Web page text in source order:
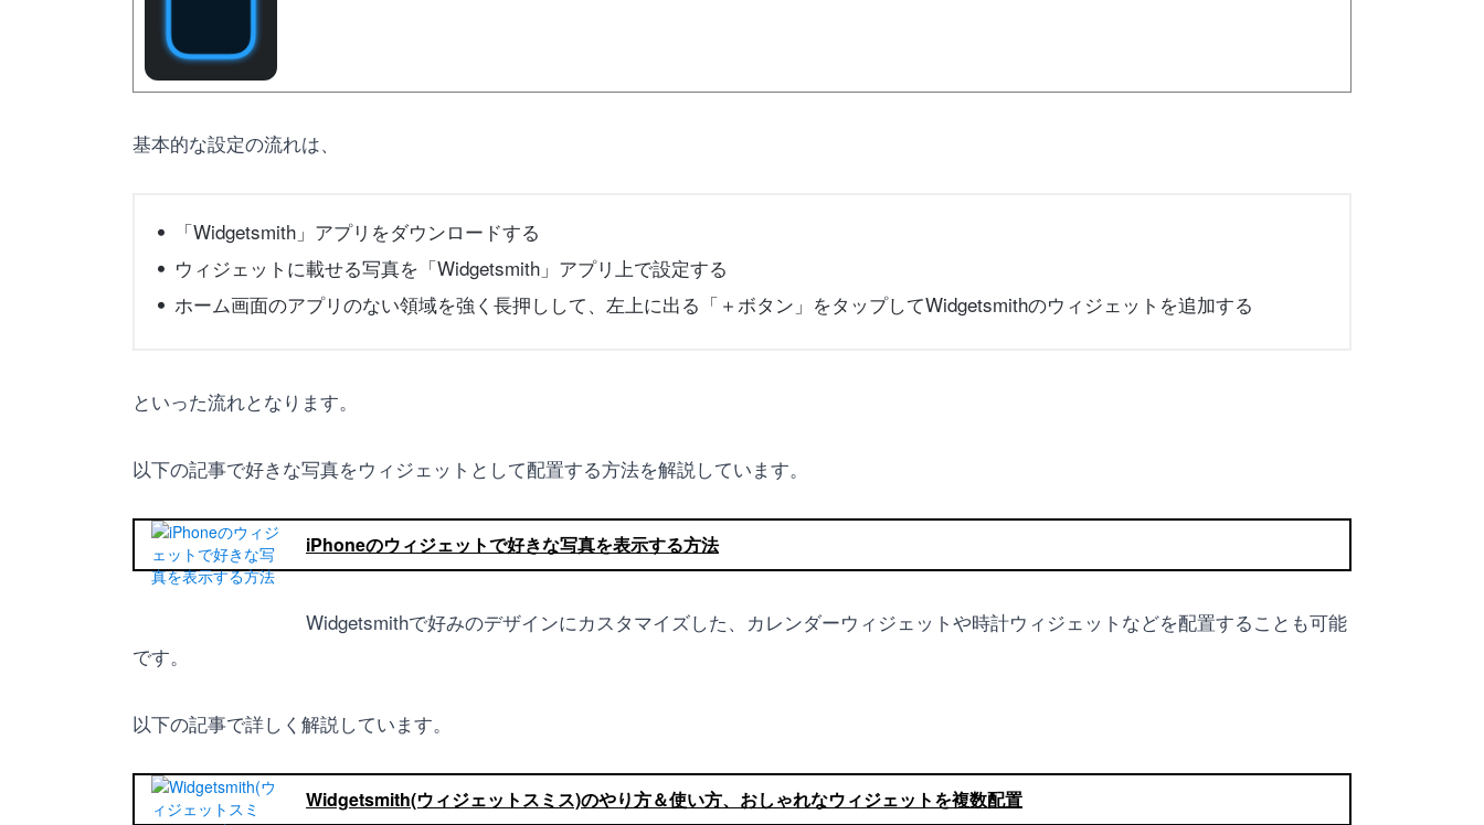
基本的な設定の流れは、
「Widgetsmith」アプリをダウンロードする
ウィジェットに載せる写真を「Widgetsmith」アプリ上で設定する
ホーム画面のアプリのない領域を強く長押しして、左上に出る「＋ボタン」をタップしてWidgetsmithのウィジェットを追加する
といった流れとなります。
以下の記事で好きな写真をウィジェットとして配置する方法を解説しています。
iPhoneのウィジェットで好きな写真を表示する方法
Widgetsmithで好みのデザインにカスタマイズした、カレンダーウィジェットや時計ウィジェットなどを配置することも可能
です。
以下の記事で詳しく解説しています。
Widgetsmith(ウィジェットスミス)のやり方＆使い方、おしゃれなウィジェットを複数配置